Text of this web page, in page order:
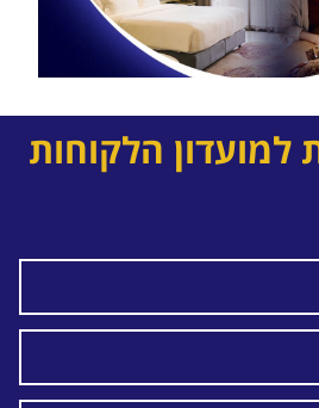
למועדון הלקוחות